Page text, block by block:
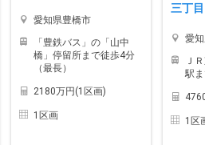
愛知県豊橋市
「豊鉄バス」の「山中
橋」停留所まで徒歩4分
（最長）
2180万円(1区画)
1区画
三丁目
愛
Ｊ
駅
1区